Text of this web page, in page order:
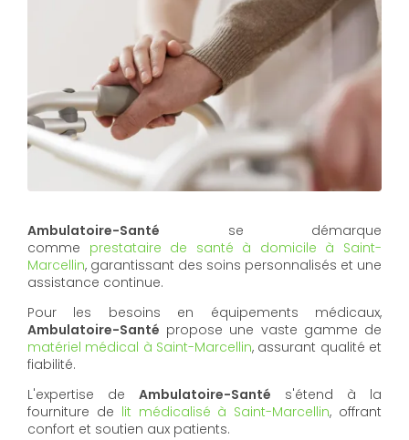
Ambulatoire-Santé se démarque
comme prestataire de santé à domicile à Saint-
Marcellin, garantissant des soins personnalisés et une
assistance continue.
Pour les besoins en équipements médicaux,
Ambulatoire-Santé propose une vaste gamme de
matériel médical à Saint-Marcellin, assurant qualité et
fiabilité.
L'expertise de Ambulatoire-Santé s'étend à la
fourniture de lit médicalisé à Saint-Marcellin, offrant
confort et soutien aux patients.